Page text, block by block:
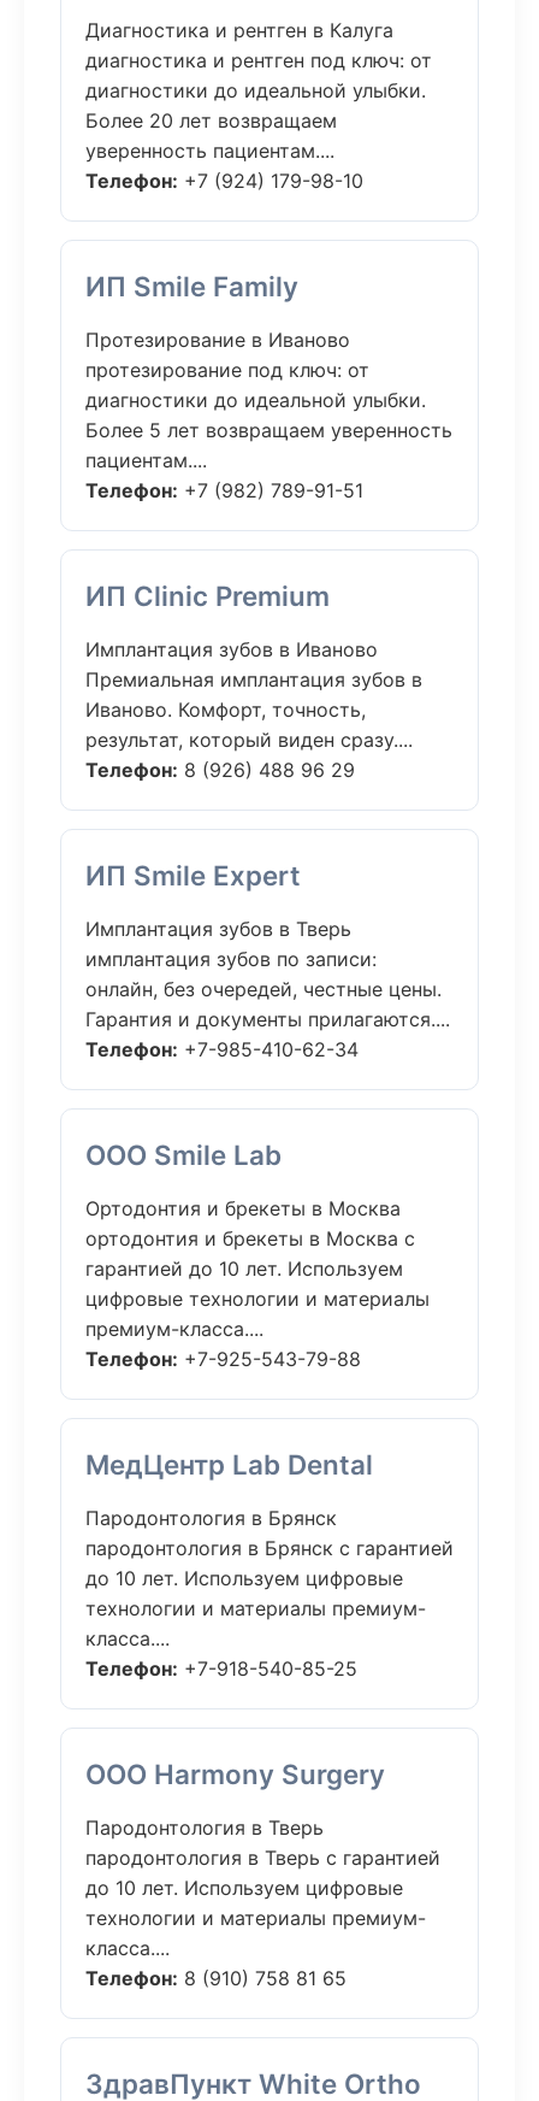
Диагностика и рентген в Калуга
диагностика и рентген под ключ: от
диагностики до идеальной улыбки.
Более 20 лет возвращаем
уверенность пациентам....
Телефон: +7 (924) 179-98-10
ИП Smile Family
Протезирование в Иваново
протезирование под ключ: от
диагностики до идеальной улыбки.
Более 5 лет возвращаем уверенность
пациентам....
Телефон: +7 (982) 789-91-51
ИП Clinic Premium
Имплантация зубов в Иваново
Премиальная имплантация зубов в
Иваново. Комфорт, точность,
результат, который виден сразу....
Телефон: 8 (926) 488 96 29
ИП Smile Expert
Имплантация зубов в Тверь
имплантация зубов по записи:
онлайн, без очередей, честные цены.
Гарантия и документы прилагаются....
Телефон: +7-985-410-62-34
ООО Smile Lab
Ортодонтия и брекеты в Москва
ортодонтия и брекеты в Москва с
гарантией до 10 лет. Используем
цифровые технологии и материалы
премиум-класса....
Телефон: +7-925-543-79-88
МедЦентр Lab Dental
Пародонтология в Брянск
пародонтология в Брянск с гарантией
до 10 лет. Используем цифровые
технологии и материалы премиум-
класса....
Телефон: +7-918-540-85-25
ООО Harmony Surgery
Пародонтология в Тверь
пародонтология в Тверь с гарантией
до 10 лет. Используем цифровые
технологии и материалы премиум-
класса....
Телефон: 8 (910) 758 81 65
ЗдравПункт White Ortho